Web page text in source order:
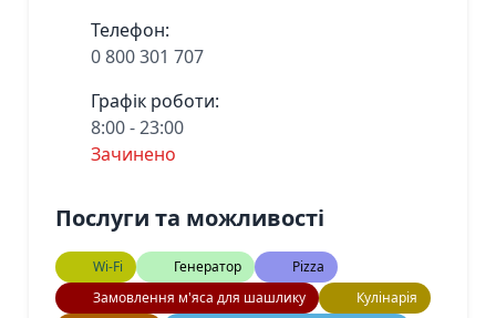
Телефон:
0 800 301 707
Графік роботи:
8:00 - 23:00
Зачинено
Послуги та можливості
Wi-Fi Генератор
Pizza
Замовлення м'яса для шашлику
Кулінарія